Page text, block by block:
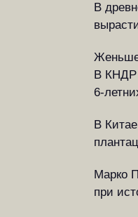
В
В КНДР
6-
В
Марко
при